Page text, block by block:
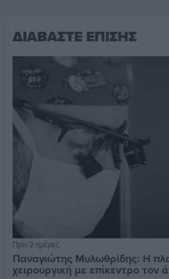
ΔΙΑΒΑΣΤΕ ΕΠΙΣΗΣ
Πριν 2 ημέρες
Παναγιώτης Μυλωθρίδης: Η
χειρουργική με επίκεντρο τον